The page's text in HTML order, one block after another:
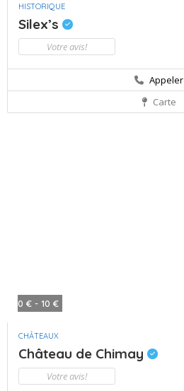
HISTORIQUE
Silex’s
Votre avis!
Appeler
Carte
0 € - 10 €
CHÂTEAUX
Château de Chimay
Votre avis!